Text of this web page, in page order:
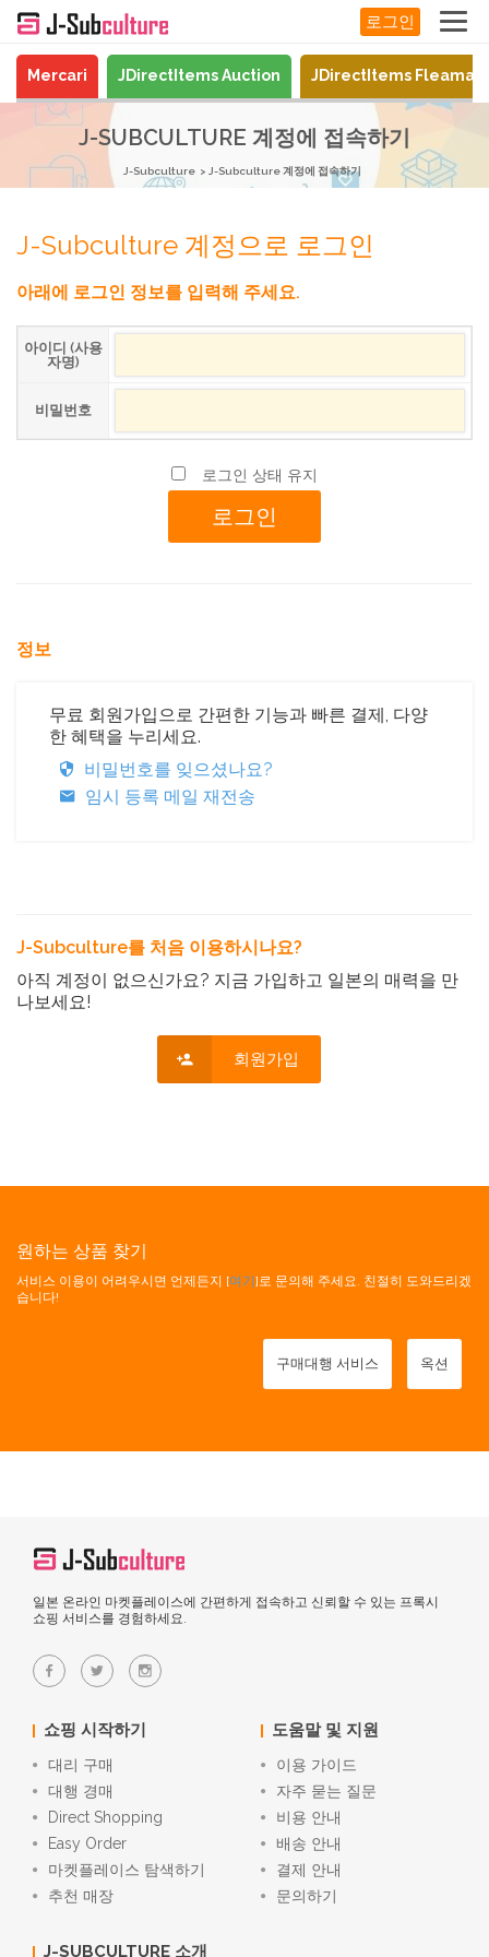
로그인
Mercari JDirectItems Auction JDirectItems
J-SUBCULTURE 계정에 접속하기
J-Subculture J-Subculture 계정에 접속하기
J-Subculture 계정으로 로그인
아래에 로그인 정보를 입력해 주세요.
아이디 (사용
자명)
비밀번호
로그인 상태 유지
정보
무료 회원가입으로 간편한 기능과 빠른 결제, 다양
한 혜택을 누리세요.
비밀번호를 잊으셨나요?
임시 등록 메일 재전송
J-Subculture를 처음 이용하시나요?
아직 계정이 없으신가요? 지금 가입하고 일본의 매력을 만
나보세요!
회원가입
원하는 상품 찾기
서비스 이용이 어려우시면 언제든지 [여기 ]로 문의해 주세요. 친절히 도와드리겠
습니다!
구매대행 서비스 옥션
일본 온라인 마켓플레이스에 간편하게 접속하고 신뢰할 수 있는 프록시
쇼핑 서비스를 경험하세요.
쇼핑 시작하기
대리 구매
대행 경매
Direct Shopping
Easy Order
마켓플레이스 탐색하기
추천 매장
도움말 및 지원
이용 가이드
자주 묻는 질문
비용 안내
배송 안내
결제 안내
문의하기
J-SUBCULTURE 소개